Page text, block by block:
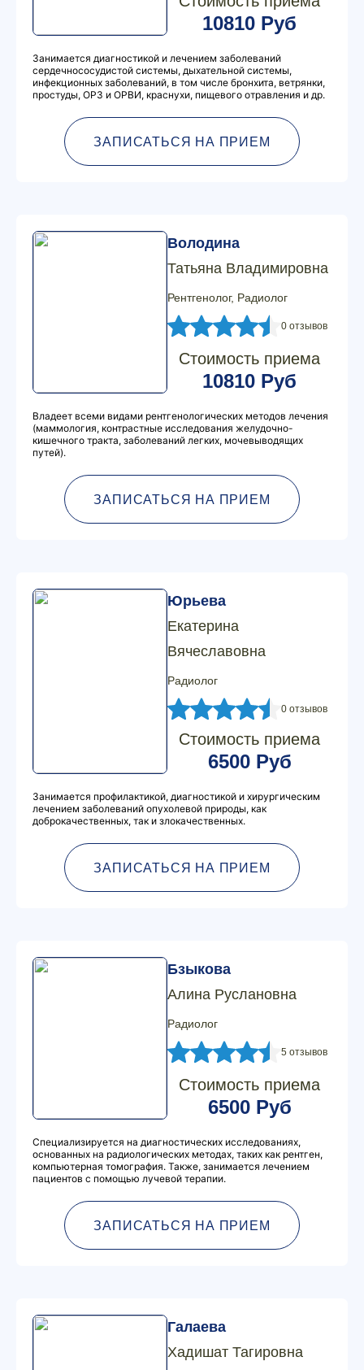
10810 Руб
Занимается диагностикой и лечением заболеваний
сердечнососудистой системы, дыхательной системы,
инфекционных заболеваний, в том числе бронхита, ветрянки,
простуды, ОРЗ и ОРВИ, краснухи, пищевого отравления и др.
ЗАПИСАТЬСЯ НА ПРИЕМ
Володина
Татьяна Владимировна
Рентгенолог, Радиолог
0 отзывов
Стоимость приема
10810 Руб
Владеет всеми видами рентгенологических методов лечения
(маммология, контрастные исследования желудочно-
кишечного тракта, заболеваний легких, мочевыводящих
путей).
ЗАПИСАТЬСЯ НА ПРИЕМ
Юрьева
Екатерина
Вячеславовна
Радиолог
0 отзывов
Стоимость приема
6500 Руб
Занимается профилактикой, диагностикой и хирургическим
лечением заболеваний опухолевой природы, как
доброкачественных, так и злокачественных.
ЗАПИСАТЬСЯ НА ПРИЕМ
Бзыкова
Алина Руслановна
Радиолог
5 отзывов
Стоимость приема
6500 Руб
Специализируется на диагностических исследованиях,
основанных на радиологических методах, таких как рентген,
компьютерная томография. Также, занимается лечением
пациентов с помощью лучевой терапии.
ЗАПИСАТЬСЯ НА ПРИЕМ
Галаева
Хадишат Тагировна